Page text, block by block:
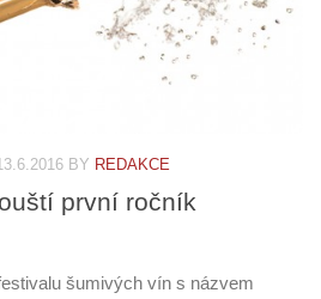
BY REDAKCE
první ročník
šumivých vín s názvem